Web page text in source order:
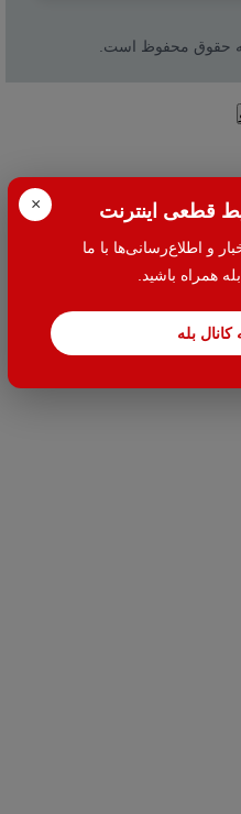
× قطعی اینترنت
و اطلاع‌رسانی‌ها با ما
همراه باشید.
کانال بله
)